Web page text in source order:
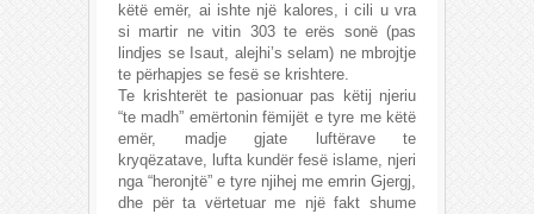
këtë emër, ai ishte një kalores, i cili u vra
si martir ne vitin 303 te erës sonë (pas
lindjes se Isaut, alejhi’s selam) ne mbrojtje
te përhapjes se fesë se krishtere.
Te krishterët te pasionuar pas këtij njeriu
“te madh” emërtonin fëmijët e tyre me këtë
emër, madje gjate luftërave te
kryqëzatave, lufta kundër fesë islame, njeri
nga “heronjtë” e tyre njihej me emrin Gjergj,
dhe për ta vërtetuar me një fakt shume